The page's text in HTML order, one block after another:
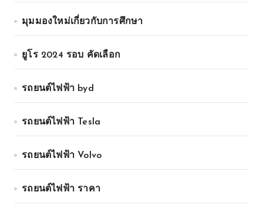
มุมมองใหม่เกี่ยวกับการศึกษา
ยูโร 2024 รอบ คัดเลือก
รถยนต์ไฟฟ้า byd
รถยนต์ไฟฟ้า Tesla
รถยนต์ไฟฟ้า Volvo
รถยนต์ไฟฟ้า ราคา